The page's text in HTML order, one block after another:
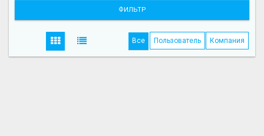
ФИЛЬТР
Все Пользователь Компания